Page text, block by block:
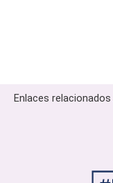
Enlaces relacionados